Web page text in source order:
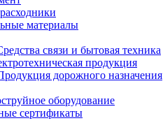
материалы
связи и бытовая техника
продукция
дорожного назначения
оборудование
сертификаты